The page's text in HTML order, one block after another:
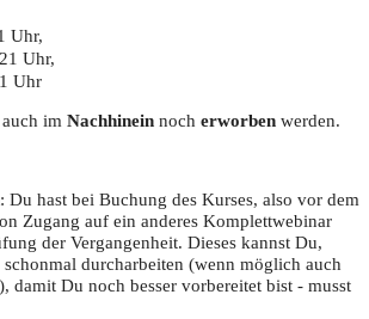
Uhr,
Uhr,
Uhr
im Nachhinein noch erworben werden.
: Du hast bei Buchung des Kurses, also vor dem
Zugang auf ein anderes Komplettwebinar
der Vergangenheit. Dieses kannst Du,
durcharbeiten (wenn möglich auch
damit Du noch besser vorbereitet bist - musst